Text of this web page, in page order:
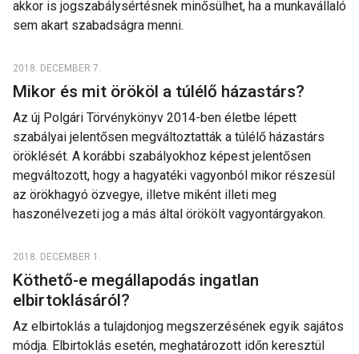
akkor is jogszabálysértésnek minősülhet, ha a munkavállaló
sem akart szabadságra menni.
2018. DECEMBER 7.
Mikor és mit örököl a túlélő házastárs?
Az új Polgári Törvénykönyv 2014-ben életbe lépett
szabályai jelentősen megváltoztatták a túlélő házastárs
öröklését. A korábbi szabályokhoz képest jelentősen
megváltozott, hogy a hagyatéki vagyonból mikor részesül
az örökhagyó özvegye, illetve miként illeti meg
haszonélvezeti jog a más által örökölt vagyontárgyakon.
2018. DECEMBER 1.
Köthető-e megállapodás ingatlan
elbirtoklásáról?
Az elbirtoklás a tulajdonjog megszerzésének egyik sajátos
módja. Elbirtoklás esetén, meghatározott időn keresztül